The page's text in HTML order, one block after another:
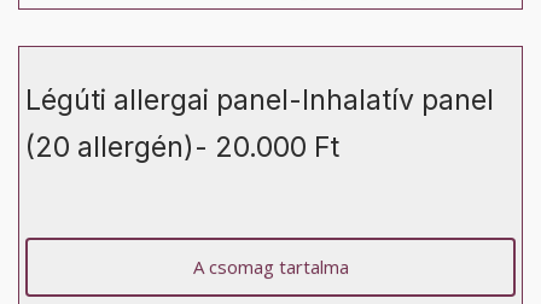
Légúti allergai panel-Inhalatív panel
(20 allergén)- 20.000 Ft
A csomag tartalma